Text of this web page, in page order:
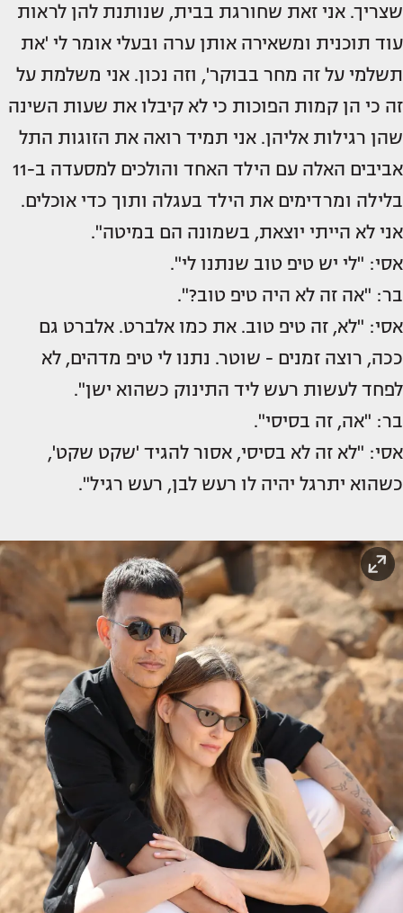
שצריך. אני זאת שחורגת בבית, שנותנת להן לראות
עוד תוכנית ומשאירה אותן ערה ובעלי אומר לי 'את
תשלמי על זה מחר בבוקר', וזה נכון. אני משלמת על
זה כי הן קמות הפוכות כי לא קיבלו את שעות השינה
שהן רגילות אליהן. אני תמיד רואה את הזוגות התל
אביבים האלה עם הילד האחד והולכים למסעדה ב-11
בלילה ומרדימים את הילד בעגלה ותוך כדי אוכלים.
אני לא הייתי יוצאת, בשמונה הם במיטה".
אסי: "לי יש טיפ טוב שנתנו לי".
בר: "אה זה לא היה טיפ טוב?".
אסי: "לא, זה טיפ טוב. את כמו אלברט. אלברט גם
ככה, רוצה זמנים - שוטר. נתנו לי טיפ מדהים, לא
לפחד לעשות רעש ליד התינוק כשהוא ישן".
בר: "אה, זה בסיסי".
אסי: "לא זה לא בסיסי, אסור להגיד 'שקט שקט',
כשהוא יתרגל יהיה לו רעש לבן, רעש רגיל".